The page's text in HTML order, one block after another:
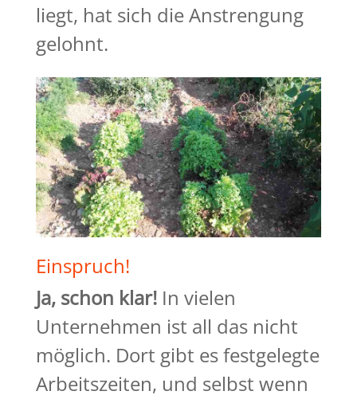
liegt, hat sich die Anstrengung
gelohnt.
Einspruch!
Ja, schon klar!In vielen
Unternehmen ist all das nicht
möglich. Dort gibt es festgelegte
Arbeitszeiten, und selbst wenn